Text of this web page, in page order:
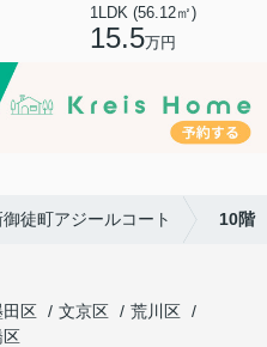
1LDK (56.12㎡)
15.5万円
徒町アジールコート 10階
田区 文京区
荒川区
区